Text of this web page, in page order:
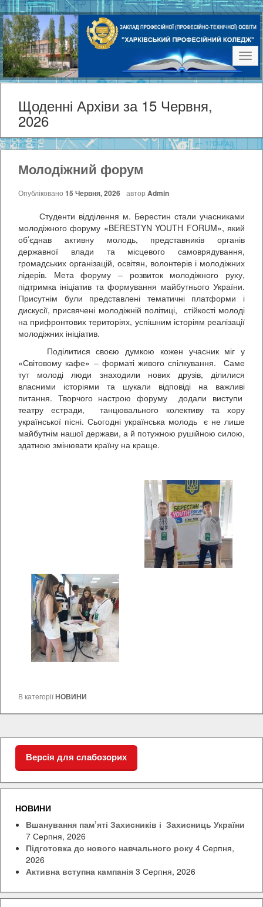
Щоденні Архіви за 15 Червня,
2026
Молодіжний форум
Опубліковано 15 Червня, 2026 автор Admin
Студенти відділення м. Берестин стали учасниками
молодіжного форуму «BERESTYN YOUTH FORUM», який
об’єднав активну молодь, представників органів
державної влади та місцевого самоврядування,
громадських організацій, освітян, волонтерів і молодіжних
лідерів. Мета форуму – розвиток молодіжного руху,
підтримка ініціатив та формування майбутнього України.
Присутнім були представлені тематичні платформи і
дискусії, присвячені молодіжній політиці, стійкості молоді
на прифронтових територіях, успішним історіям реалізації
молодіжних ініціатив.
Поділитися своєю думкою кожен учасник міг у
«Світовому кафе» – форматі живого спілкування. Саме
тут молоді люди знаходили нових друзів, ділилися
власними історіями та шукали відповіді на важливі
питання. Творчого настрою форуму додали виступи
театру естради, танцювального колективу та хору
української пісні. Сьогодні українська молодь є не лише
майбутнім нашої держави, а й потужною рушійною силою,
здатною змінювати країну на краще.
В категоріїНОВИНИ
Версія для слабозорих
НОВИНИ
Вшанування пам’яті Захисників і Захисниць України
7 Серпня, 2026
Підготовка до нового навчального року 4 Серпня,
2026
Активна вступна кампанія 3 Серпня, 2026